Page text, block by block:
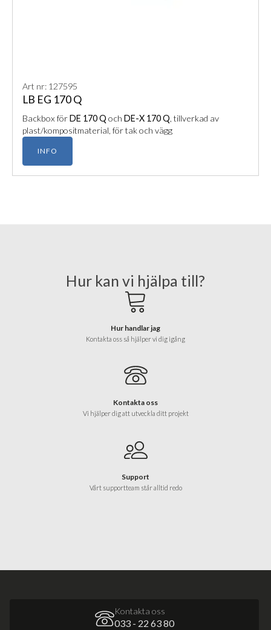
Art nr: 127595
LB EG 170 Q
Backbox förDE 170 Q och DE-X 170 Q, tillverkad av
plast/kompositmaterial, för tak och vägg
INFO
Hur kan vi hjälpa till?
Hur handlar jag
Kontakta oss så hjälper vi dig igång
Kontakta oss
Vi hjälper dig att utveckla ditt projekt
Support
Vårt supportteam står alltid redo
Kontakta oss
033 - 22 63 80